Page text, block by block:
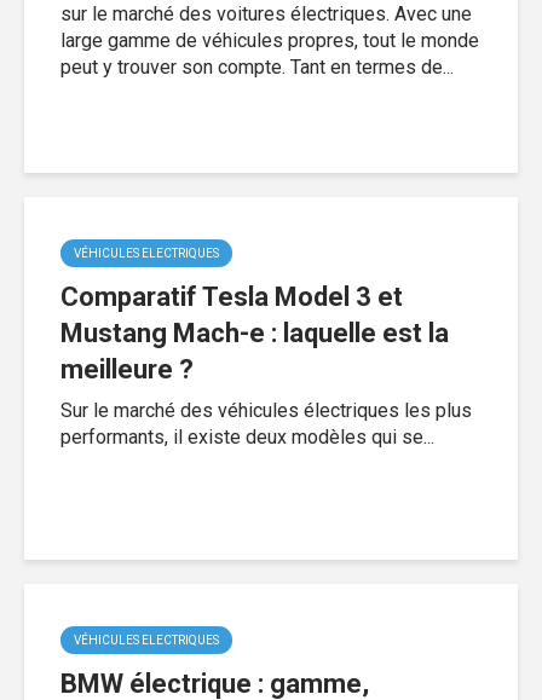
sur le marché des voitures électriques. Avec une
large gamme de véhicules propres, tout le monde
peut y trouver son compte. Tant en termes de...
VÉHICULES ELECTRIQUES
Comparatif Tesla Model 3 et
Mustang Mach-e : laquelle est la
meilleure ?
Sur le marché des véhicules électriques les plus
performants, il existe deux modèles qui se...
VÉHICULES ELECTRIQUES
BMW électrique : gamme,